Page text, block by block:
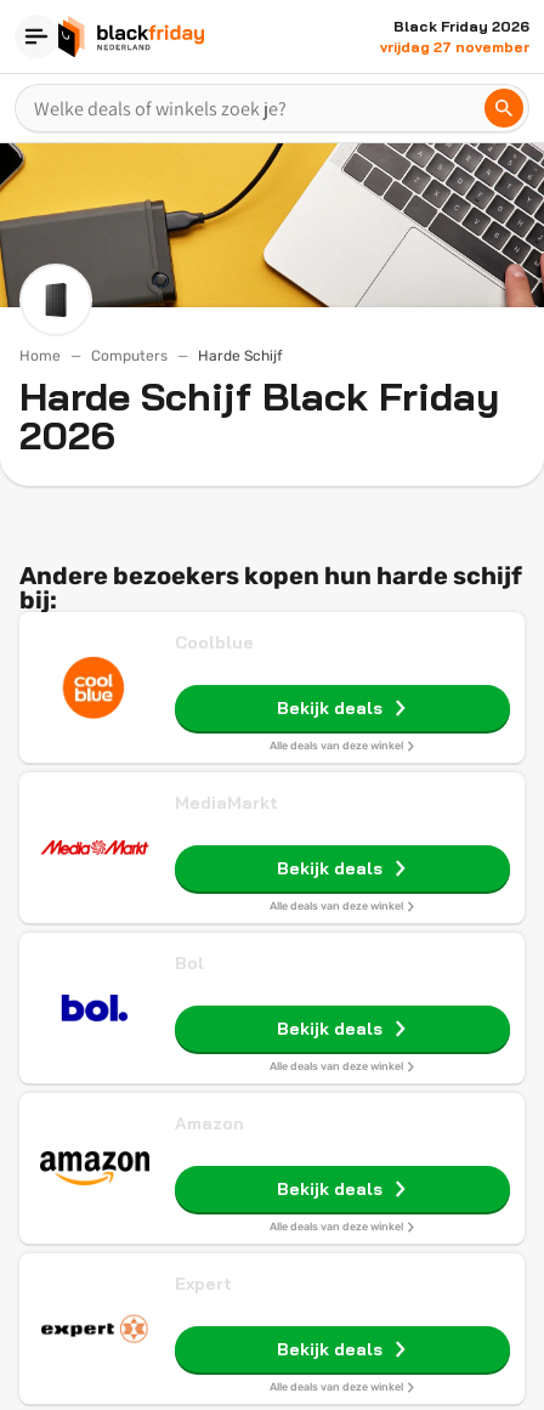
Black Friday 2026
vrijdag 27 november
Home Computers Harde Schijf
Harde Schijf Black Friday
2026
Andere bezoekers kopen hun harde schijf
bij:
Coolblue
Bekijk deals
Alle deals van deze winkel
MediaMarkt
Bekijk deals
Alle deals van deze winkel
Bol
Bekijk deals
Alle deals van deze winkel
Amazon
Bekijk deals
Alle deals van deze winkel
Expert
Bekijk deals
Alle deals van deze winkel